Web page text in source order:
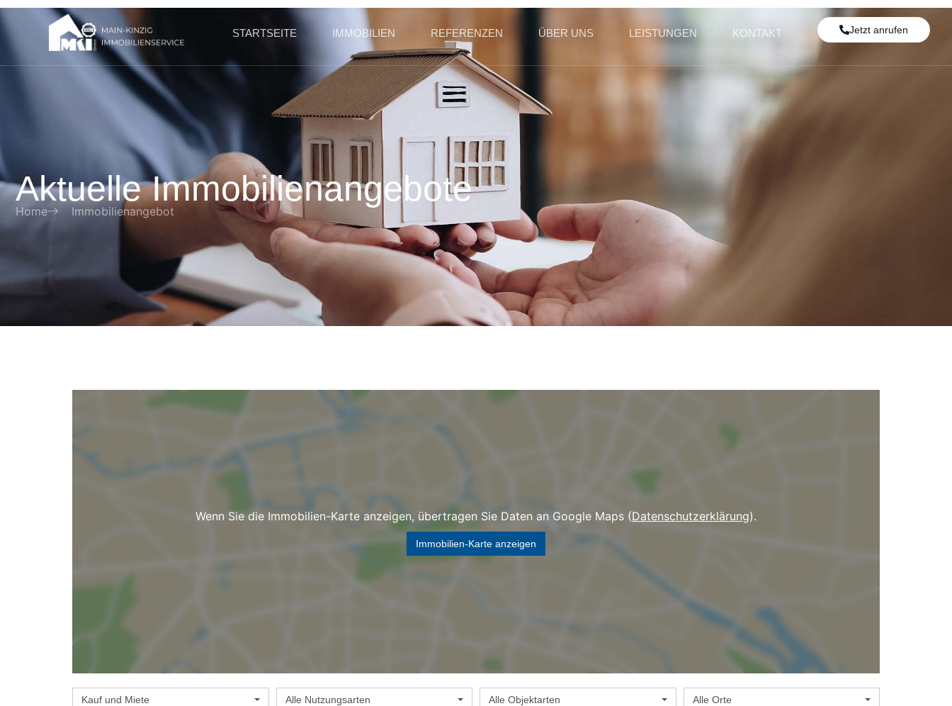
STARTSEITE IMMOBILIEN REFERENZEN ÜBER UNS LEISTUNGEN KONTAKT Jetzt anrufen
Aktuelle Immobilienangebote
Home Immobilienangebot
Wenn Sie die Immobilien-Karte anzeigen, übertragen Sie Daten an Google Maps (Datenschutzerklärung).
Immobilien-Karte anzeigen
Kauf und Miete Alle Nutzungsarten Alle Objektarten Alle Orte